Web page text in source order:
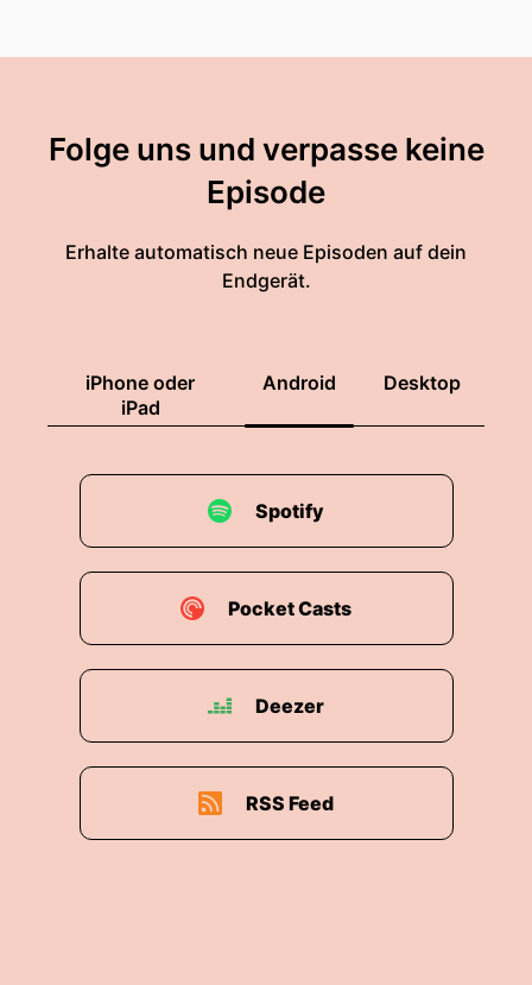
Folge uns und verpasse keine
Episode
Erhalte automatisch neue Episoden auf dein
Endgerät.
iPhone oder
iPad
Android Desktop
Spotify
Pocket Casts
Deezer
RSS Feed